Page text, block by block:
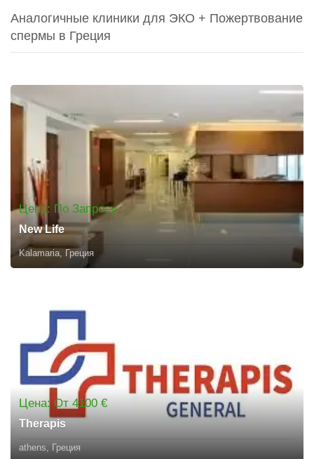
Аналогичные клиники для ЭКО + Пожертвование
спермы в Греция
Цена: По Запросу
New Life
Kalamaria, Греция
Цена: От 4100 €
Therapis
athens, Греция